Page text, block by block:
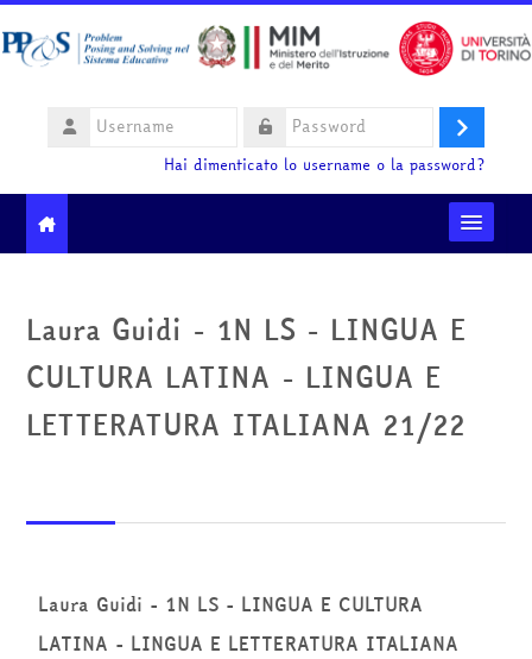
Username
Login
Hai dimenticato lo username o la password?
Ministero dell'Istruzione e del Merito
Laura Guidi - 1N LS - LINGUA E
CULTURA LATINA - LINGUA E
LETTERATURA ITALIANA 21/22
Laura Guidi - 1N LS - LINGUA E CULTURA
LATINA - LINGUA E LETTERATURA ITALIANA